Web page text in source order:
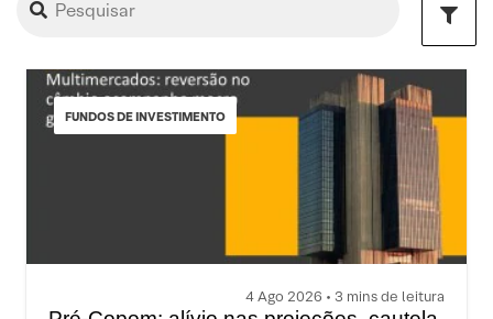
FUNDOS DE INVESTIMENTO
4 Ago 2026 • 3 mins de leitura